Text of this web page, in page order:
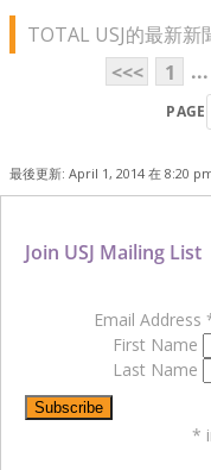
TOTAL USJ的最新新
<<<
1 ...
PAGE
最後更新: April 1, 2014 在 8:20
Join USJ Mailing List
Email Address
First Name
Last Name
*